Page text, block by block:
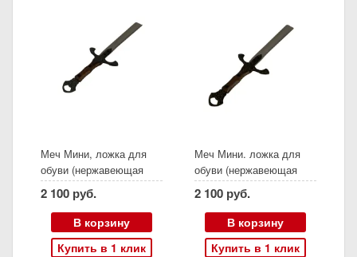
Меч Мини, ложка для
обуви (нержавеющая
сталь, ясень, серебро)
2 100 руб.
В корзину
Купить в 1 клик
Меч Мини. ложка для
обуви (нержавеющая
сталь, ясень, золото)
2 100 руб.
В корзину
Купить в 1 клик